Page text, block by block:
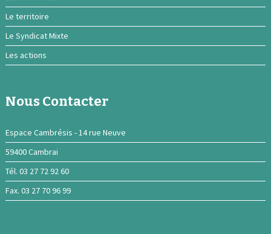
Le territoire
Le Syndicat Mixte
Les actions
Nous Contacter
Espace Cambrésis - 14 rue Neuve
59400 Cambrai
Tél. 03 27 72 92 60
Fax. 03 27 70 96 99